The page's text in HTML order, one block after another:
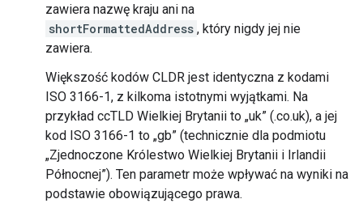
zawiera nazwę kraju ani na
shortFormattedAddress , który nigdy jej nie
zawiera.
Większość kodów CLDR jest identyczna z kodami
ISO 3166-1, z kilkoma istotnymi wyjątkami. Na
przykład ccTLD Wielkiej Brytanii to „uk” (.co.uk), a jej
kod ISO 3166-1 to „gb” (technicznie dla podmiotu
„Zjednoczone Królestwo Wielkiej Brytanii i Irlandii
Północnej”). Ten parametr może wpływać na wyniki na
podstawie obowiązującego prawa.